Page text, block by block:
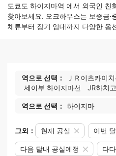
도쿄도 하이지마역 에서 외국인 친
찾아보세요. 오크하우스는 보증금·
체류부터 장기 임대까지 다양한 옵
역으로 선택： ＪＲ이츠카이치
세이부 하이지마선
JR하치
역으로 선택： 하이지마
그외： 현재 공실 이번
다음 달내 공실예정 다